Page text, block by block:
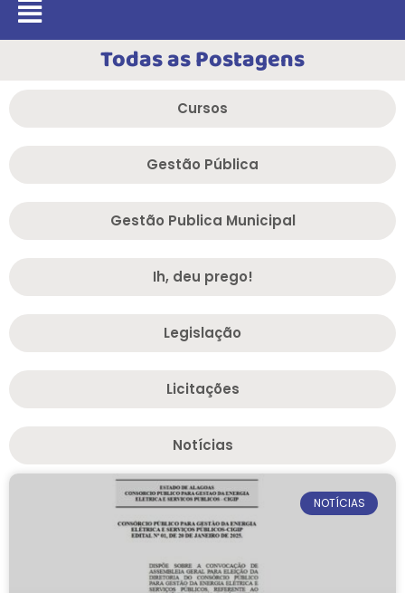
Todas as Postagens
Cursos
Gestão Pública
Gestão Publica Municipal
Ih, deu prego!
Legislação
Licitações
Notícias
NOTÍCIAS